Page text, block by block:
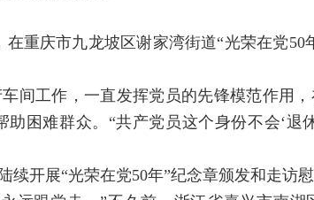
重庆市九龙坡区谢家湾街道“光荣在党
间工作，一直发挥党员的先锋模范作用
困难群众。“共产党员这个身份不会‘退
开展“光荣在党50年”纪念章颁发和走访